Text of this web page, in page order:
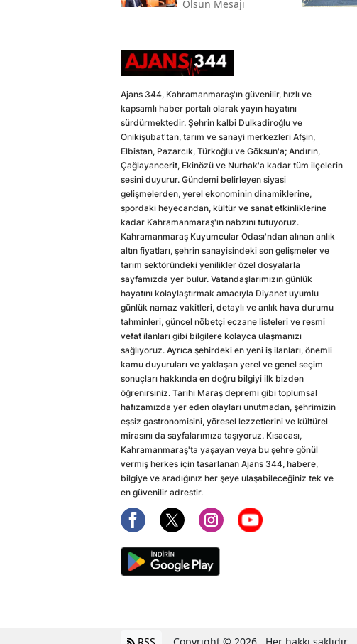
Olsun Mesajı
Ajans 344, Kahramanmaraş'ın güvenilir, hızlı ve
kapsamlı haber portalı olarak yayın hayatını
sürdürmektedir. Şehrin kalbi Dulkadiroğlu ve
Onikişubat'tan, tarım ve sanayi merkezleri Afşin,
Elbistan, Pazarcık, Türkoğlu ve Göksun'a; Andırın,
Çağlayancerit, Ekinözü ve Nurhak'a kadar tüm ilçelerin
sesini duyurur. Gündemi belirleyen siyasi
gelişmelerden, yerel ekonominin dinamiklerine,
spordaki heyecandan, kültür ve sanat etkinliklerine
kadar Kahramanmaraş'ın nabzını tutuyoruz.
Kahramanmaraş Kuyumcular Odası'ndan alınan anlık
altın fiyatları, şehrin sanayisindeki son gelişmeler ve
tarım sektöründeki yenilikler özel dosyalarla
sayfamızda yer bulur. Vatandaşlarımızın günlük
hayatını kolaylaştırmak amacıyla Diyanet uyumlu
günlük namaz vakitleri, detaylı ve anlık hava durumu
tahminleri, güncel nöbetçi eczane listeleri ve resmi
vefat ilanları gibi bilgilere kolayca ulaşmanızı
sağlıyoruz. Ayrıca şehirdeki en yeni iş ilanları, önemli
kamu duyuruları ve yaklaşan yerel ve genel seçim
sonuçları hakkında en doğru bilgiyi ilk bizden
öğrenirsiniz. Tarihi Maraş depremi gibi toplumsal
hafızamızda yer eden olayları unutmadan, şehrimizin
eşsiz gastronomisini, yöresel lezzetlerini ve kültürel
mirasını da sayfalarımıza taşıyoruz. Kısacası,
Kahramanmaraş'ta yaşayan veya bu şehre gönül
vermiş herkes için tasarlanan Ajans 344, habere,
bilgiye ve aradığınız her şeye ulaşabileceğiniz tek ve
en güvenilir adrestir.